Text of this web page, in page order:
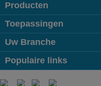
Producten
Toepassingen
Uw Branche
Populaire links